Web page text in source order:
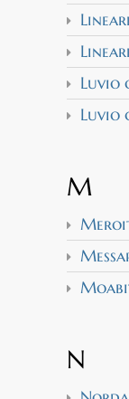
Luvio
Luvio
M
N